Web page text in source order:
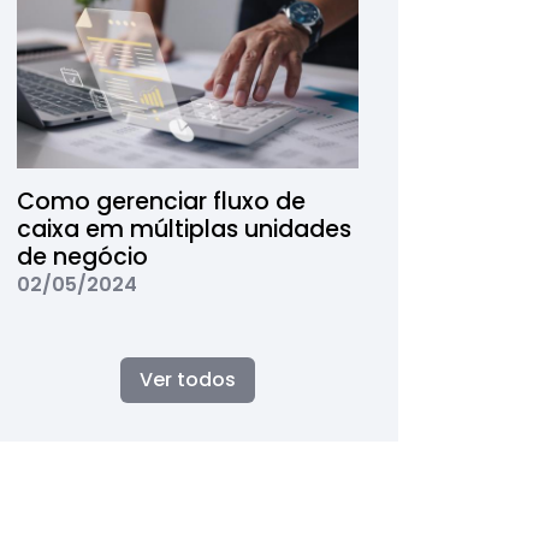
Como gerenciar fluxo de
caixa em múltiplas unidades
de negócio
02/05/2024
Ver todos